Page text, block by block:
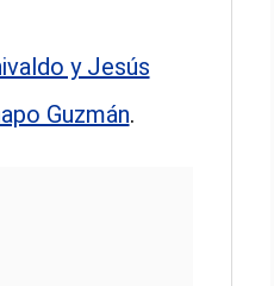
y Jesús
Guzmán.